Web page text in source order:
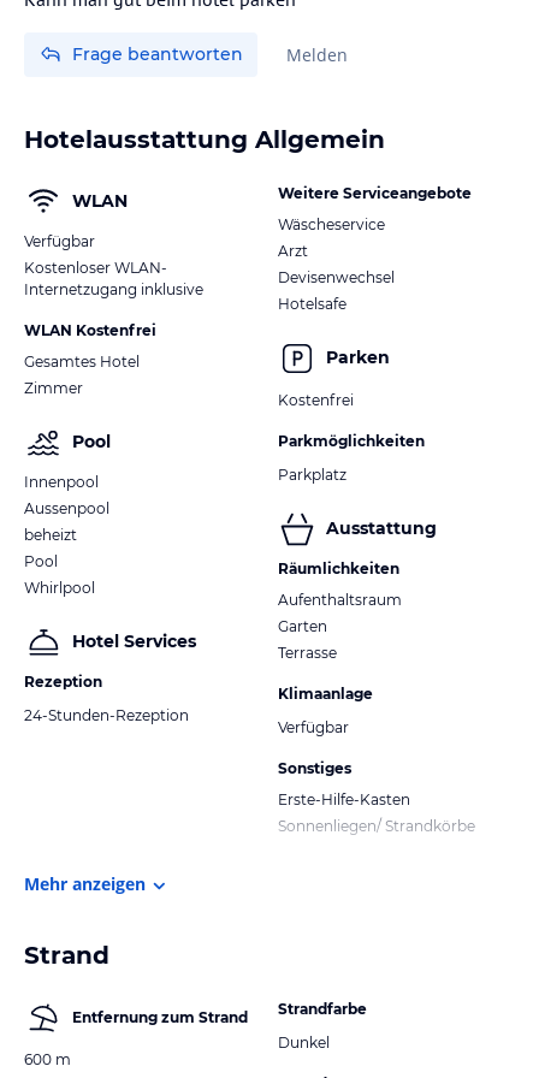
Frage beantworten Melden
Hotelausstattung Allgemein
WLAN
Verfügbar
Kostenloser WLAN-
Internetzugang inklusive
WLAN Kostenfrei
Gesamtes Hotel
Zimmer
Pool
Innenpool
Aussenpool
beheizt
Pool
Whirlpool
Hotel Services
Rezeption
24-Stunden-Rezeption
Weitere Serviceangebote
Wäscheservice
Arzt
Devisenwechsel
Hotelsafe
Parken
Kostenfrei
Parkmöglichkeiten
Parkplatz
Ausstattung
Räumlichkeiten
Aufenthaltsraum
Garten
Terrasse
Klimaanlage
Verfügbar
Sonstiges
Erste-Hilfe-Kasten
Sonnenliegen/ Strandkörbe
Mehr anzeigen
Strand
Entfernung zum Strand
600 m
Strandfarbe
Dunkel